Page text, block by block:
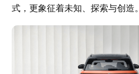
式，更象征着未知、探索与创造。